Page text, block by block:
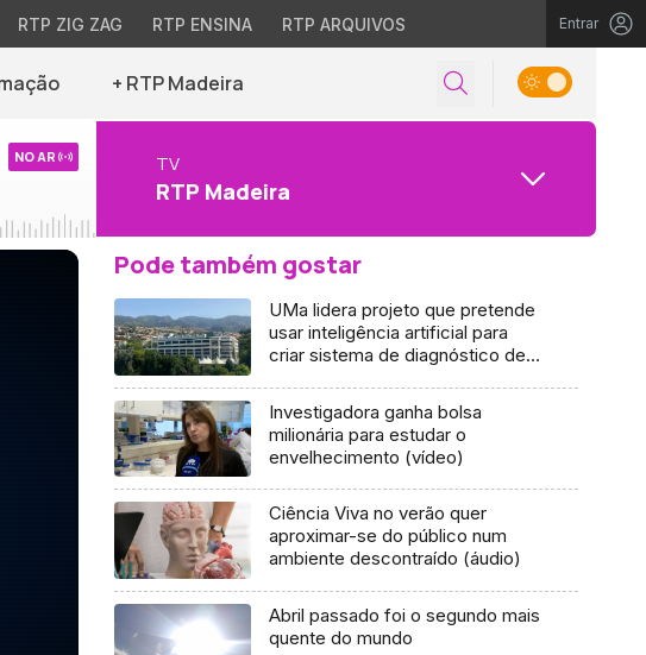
RTP ZIG ZAG RTP ENSINA RTP ARQUIVOS Entrar
+ RTP Madeira
NO AR TV
RTP Madeira
Pode também gostar
UMa lidera projeto que pretende
usar inteligência artificial para
criar sistema de diagnóstico de
Investigadora ganha bolsa
milionária para estudar o
envelhecimento (vídeo)
Ciência Viva no verão quer
aproximar-se do público num
ambiente descontraído (áudio)
Abril passado foi o segundo mais
quente do mundo